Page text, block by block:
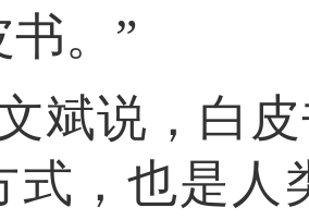
。”
斌说，白
式，也是人